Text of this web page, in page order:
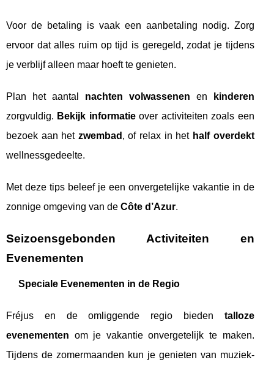
Voor de betaling is vaak een aanbetaling nodig. Zorg
ervoor dat alles ruim op tijd is geregeld, zodat je tijdens
je verblijf alleen maar hoeft te genieten.
Plan het aantal nachten volwassenen en
kinderen
zorgvuldig. Bekijk informatieover activiteiten zoals een
bezoek aan het zwembad , of relax in het half overdekt
wellnessgedeelte.
Met deze tips beleef je een onvergetelijke vakantie in de
zonnige omgeving van de Côte d’Azur.
Seizoensgebonden Activiteiten en
Evenementen
Speciale Evenementen in de Regio
Fréjus en de omliggende regio bieden talloze
evenementen om je vakantie onvergetelijk te maken.
Tijdens de zomermaanden kun je genieten van muziek-